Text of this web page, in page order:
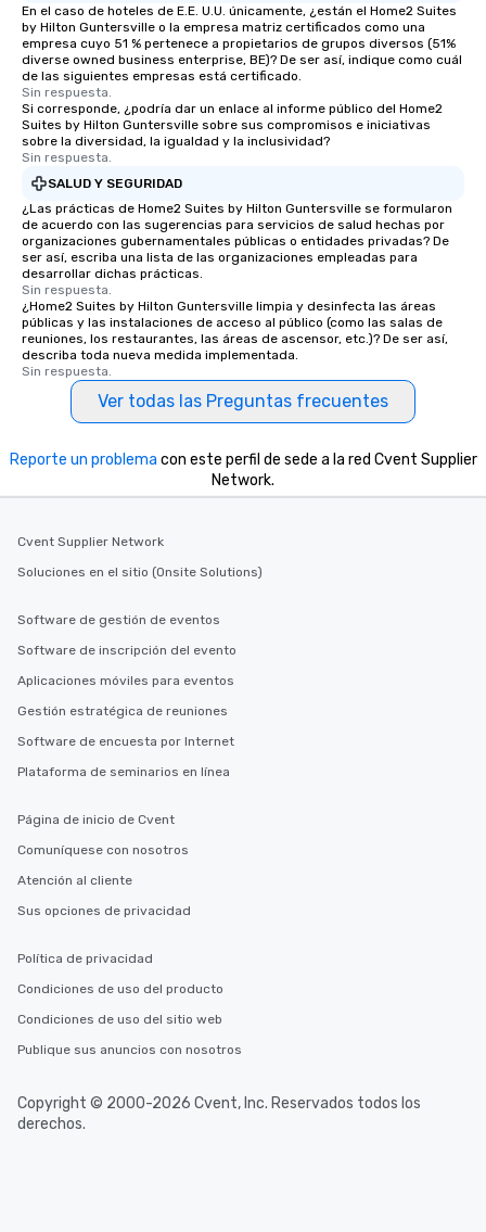
En el caso de hoteles de E.E. U.U. únicamente, ¿están el Home2 Suites
by Hilton Guntersville o la empresa matriz certificados como una
empresa cuyo 51 % pertenece a propietarios de grupos diversos (51%
diverse owned business enterprise, BE)? De ser así, indique como cuál
de las siguientes empresas está certificado.
Sin respuesta.
Si corresponde, ¿podría dar un enlace al informe público del Home2
Suites by Hilton Guntersville sobre sus compromisos e iniciativas
sobre la diversidad, la igualdad y la inclusividad?
Sin respuesta.
SALUD Y SEGURIDAD
¿Las prácticas de Home2 Suites by Hilton Guntersville se formularon
de acuerdo con las sugerencias para servicios de salud hechas por
organizaciones gubernamentales públicas o entidades privadas? De
ser así, escriba una lista de las organizaciones empleadas para
desarrollar dichas prácticas.
Sin respuesta.
¿Home2 Suites by Hilton Guntersville limpia y desinfecta las áreas
públicas y las instalaciones de acceso al público (como las salas de
reuniones, los restaurantes, las áreas de ascensor, etc.)? De ser así,
describa toda nueva medida implementada.
Sin respuesta.
Ver todas las Preguntas frecuentes
Reporte un problema con este perfil de sede a la red Cvent Supplier
Network.
Cvent Supplier Network
Soluciones en el sitio (Onsite Solutions)
Software de gestión de eventos
Software de inscripción del evento
Aplicaciones móviles para eventos
Gestión estratégica de reuniones
Software de encuesta por Internet
Plataforma de seminarios en línea
Página de inicio de Cvent
Comuníquese con nosotros
Atención al cliente
Sus opciones de privacidad
Política de privacidad
Condiciones de uso del producto
Condiciones de uso del sitio web
Publique sus anuncios con nosotros
Copyright © 2000-2026 Cvent, Inc. Reservados todos los
derechos.